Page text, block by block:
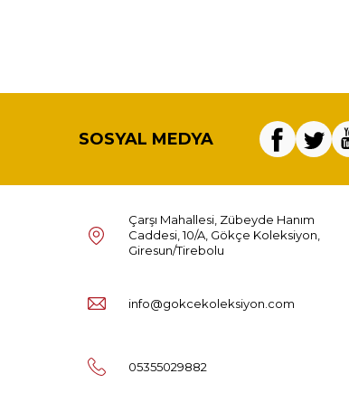
SOSYAL MEDYA
Çarşı Mahallesi, Zübeyde Hanım
Caddesi, 10/A, Gökçe Koleksiyon,
Giresun/Tirebolu
info@gokcekoleksiyon.com
05355029882